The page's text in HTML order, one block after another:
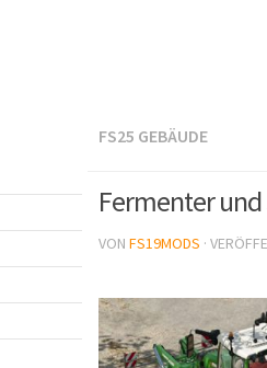
FS25 GEBÄUDE
Fermenter und
VON FS19MODS ·